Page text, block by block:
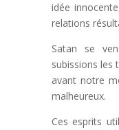
idée
relations
Satan se
subissions les
avant notre
malheureux.
Ces esprits